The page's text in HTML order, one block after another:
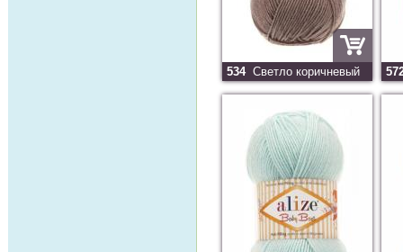
534 Светло коричневый